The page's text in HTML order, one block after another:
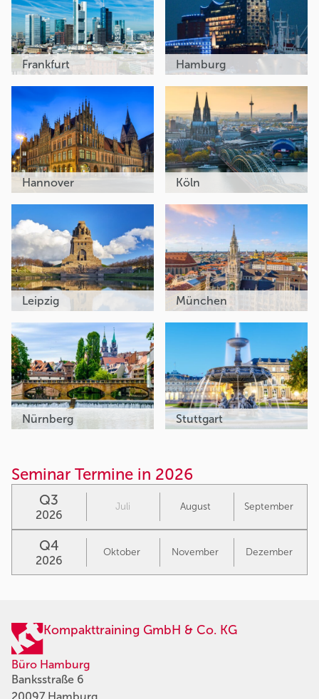
Frankfurt Hamburg
Hannover Köln
Leipzig München
Nürnberg Stuttgart
Seminar Termine in 2026
Q3
2026
Juli August September
Q4
2026
Oktober November Dezember
Kompakttraining GmbH & Co. KG
Büro Hamburg
Banksstraße 6